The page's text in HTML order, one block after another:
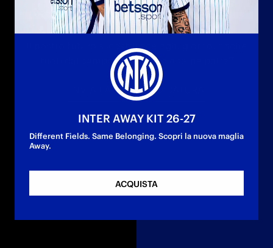
Il nostro futuro si costruisce ogni giorno, anche
fuori dal campo. Sei pronto a farne parte?
INVIA LA TUA CANDIDATURA
INTER AWAY KIT 26-27
Different Fields. Same Belonging. Scopri la nuova maglia
Away.
ACQUISTA